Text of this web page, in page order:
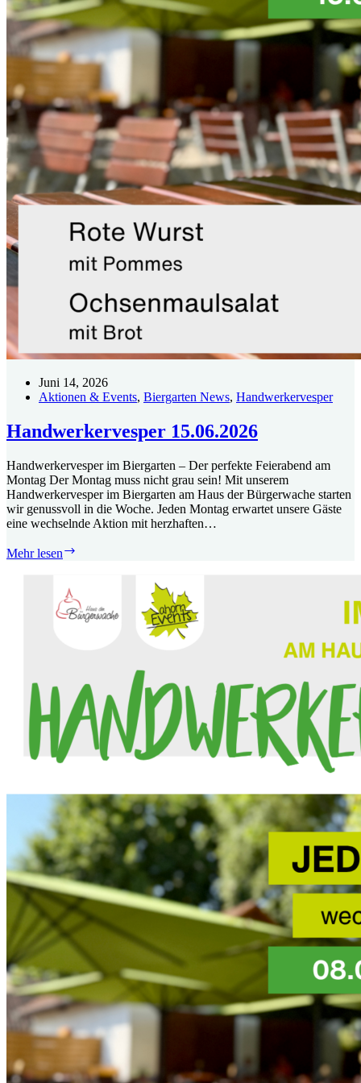
Juni 14, 2026
Aktionen & Events, Biergarten News, Handwerkervesper
Handwerkervesper 15.06.2026
Handwerkervesper im Biergarten – Der perfekte Feierabend am
Montag Der Montag muss nicht grau sein! Mit unserem
Handwerkervesper im Biergarten am Haus der Bürgerwache starten
wir genussvoll in die Woche. Jeden Montag erwartet unsere Gäste
eine wechselnde Aktion mit herzhaften…
Mehr lesen